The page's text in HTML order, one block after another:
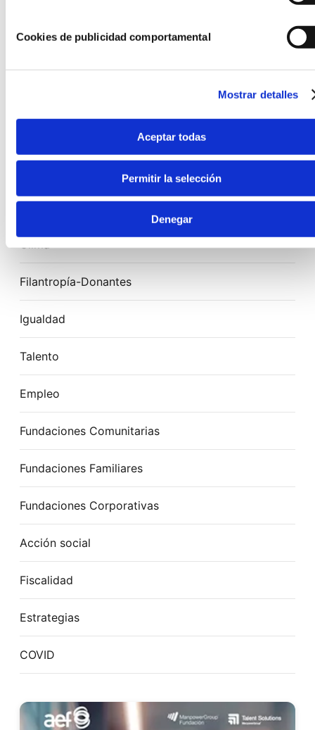
Cookies de publicidad comportamental
Mostrar detalles
Aceptar todas
Permitir la selección
Denegar
Clima
Filantropía-Donantes
Igualdad
Talento
Empleo
Fundaciones Comunitarias
Fundaciones Familiares
Fundaciones Corporativas
Acción social
Fiscalidad
Estrategias
COVID